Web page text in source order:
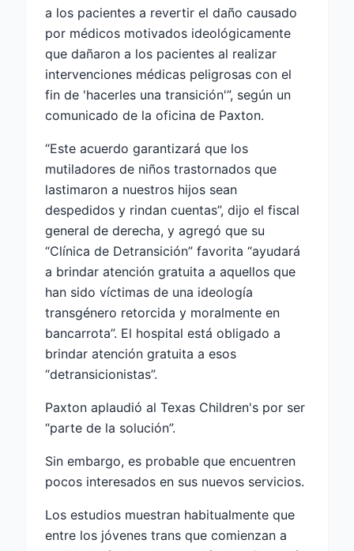
a los pacientes a revertir el daño causado
por médicos motivados ideológicamente
que dañaron a los pacientes al realizar
intervenciones médicas peligrosas con el
fin de 'hacerles una transición'”, según un
comunicado de la oficina de Paxton.
“Este acuerdo garantizará que los
mutiladores de niños trastornados que
lastimaron a nuestros hijos sean
despedidos y rindan cuentas”, dijo el fiscal
general de derecha, y agregó que su
“Clínica de Detransición” favorita “ayudará
a brindar atención gratuita a aquellos que
han sido víctimas de una ideología
transgénero retorcida y moralmente en
bancarrota”. El hospital está obligado a
brindar atención gratuita a esos
“detransicionistas”.
Paxton aplaudió al Texas Children's por ser
“parte de la solución”.
Sin embargo, es probable que encuentren
pocos interesados ​​en sus nuevos servicios.
Los estudios muestran habitualmente que
entre los jóvenes trans que comienzan a